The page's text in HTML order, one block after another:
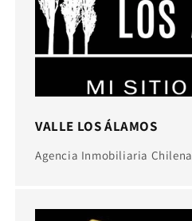
VALLE LOS ÁLAMOS
Agencia Inmobiliaria Chilena